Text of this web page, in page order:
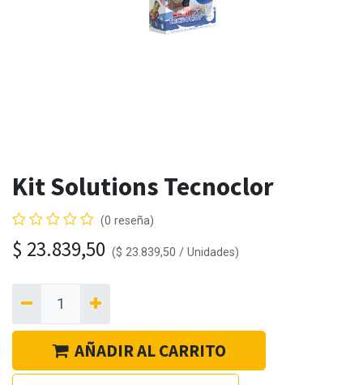
Kit Solutions Tecnoclor
(0 reseña)
$ 23.839,50 ($ 23.839,50 / Unidades)
AÑADIR AL CARRITO